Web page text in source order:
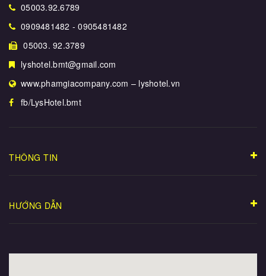
05003.92.6789
0909481482 - 0905481482
05003. 92.3789
lyshotel.bmt@gmail.com
www.phamgiacompany.com – lyshotel.vn
fb/LysHotel.bmt
THÔNG TIN
HƯỚNG DẪN